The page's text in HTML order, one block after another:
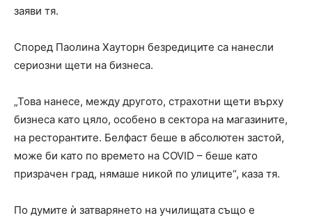
заяви тя.
Според Паолина Хауторн безредиците са нанесли
сериозни щети на бизнеса.
„Това нанесе, между другото, страхотни щети върху
бизнеса като цяло, особено в сектора на магазините,
на ресторантите. Белфаст беше в абсолютен застой,
може би като по времето на COVID – беше като
призрачен град, нямаше никой по улиците“, каза тя.
По думите ѝ затварянето на училищата също е